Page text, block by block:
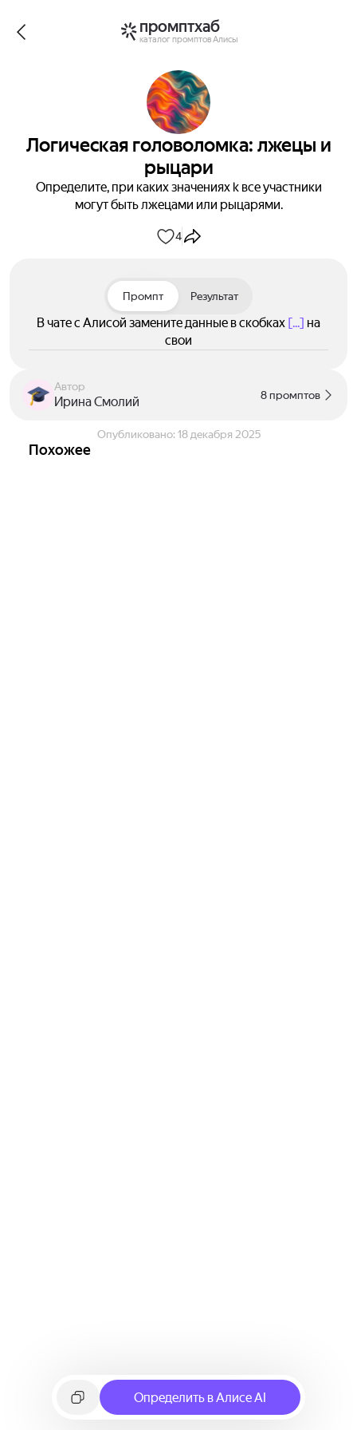
промптхаб
каталог промптов Алисы
Логическая головоломка: лжецы и
рыцари
Определите, при каких значениях k все участники
могут быть лжецами или рыцарями.
4
Промпт Результат
В чате с Алисой замените данные в скобках [...] на
свои
Автор
Ирина Смолий 8 промптов
Опубликовано: 18 декабря 2025
Похожее
Определить в Алисе AI